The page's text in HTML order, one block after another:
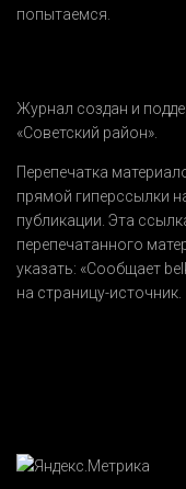
попытаемся.
Журнал создан и
«Советский район».
Перепечатка
прямой гиперссылки
публикации. Эта
перепечатанного
указать: «Сообщает
на страницу-источник.